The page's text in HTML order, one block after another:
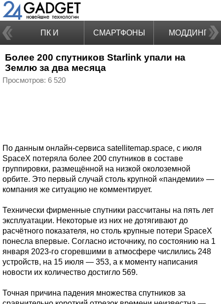
ПК И
НОУТБУКИ
СМАРТФОНЫ МОДДИНГ
Более 200 спутников Starlink упали на
Землю за два месяца
Просмотров: 6 520
По данным онлайн-сервиса satellitemap.space, с июля
SpaceX потеряла более 200 спутников в составе
группировки, размещённой на низкой околоземной
орбите. Это первый случай столь крупной «пандемии» —
компания же ситуацию не комментирует.
Технически фирменные спутники рассчитаны на пять лет
эксплуатации. Некоторые из них не дотягивают до
расчётного показателя, но столь крупные потери SpaceX
понесла впервые. Согласно источнику, по состоянию на 1
января 2023-го сгоревшими в атмосфере числились 248
устройств, на 15 июля — 353, а к моменту написания
новости их количество достигло 569.
Точная причина падения множества спутников за